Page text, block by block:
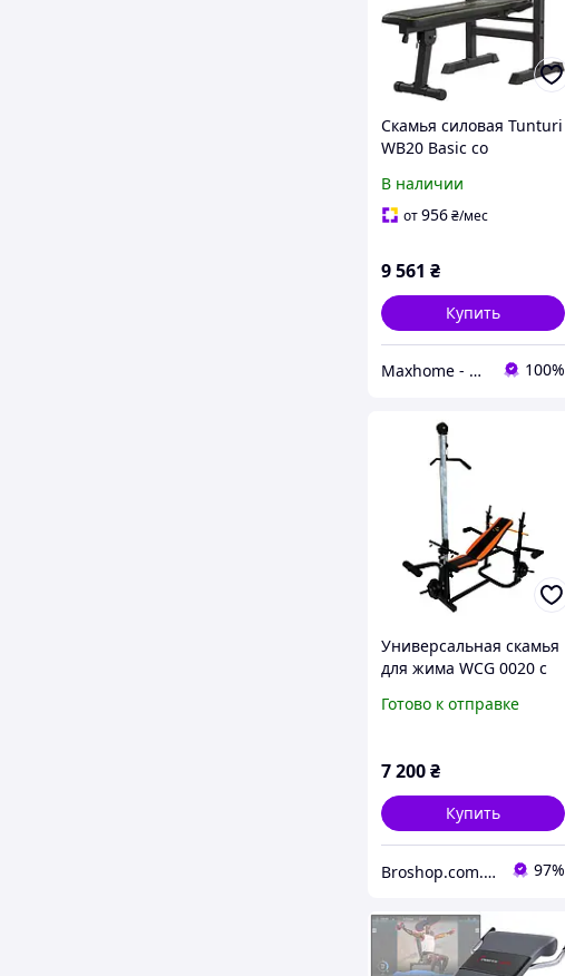
Скамья силовая Tunturi
WB20 Basic со
В наличии
от956₴/мес
9 561 ₴
Купить
Maxhome - интернет магазин 100%
Универсальная скамья
для жима WCG 0020 с
(Силовой тренажер для
Готово к отправке
7 200₴
Купить
Broshop.com.ua 97%